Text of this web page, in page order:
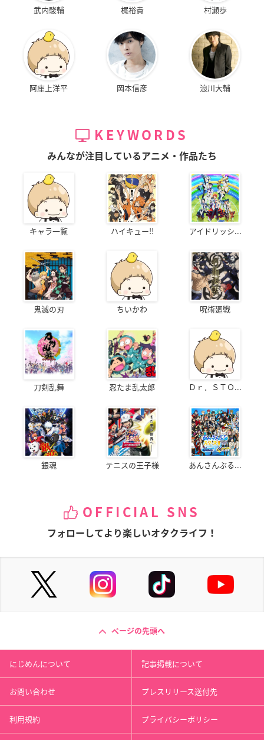
武内駿輔 梶裕貴 村瀬歩
阿座上洋平 岡本信彦 浪川大輔
KEYWORDS
みんなが注目しているアニメ・作品たち
キャラ一覧 ハイキュー!! アイドリッシ...
鬼滅の刃 ちいかわ 呪術廻戦
刀剣乱舞 忍たま乱太郎 Ｄｒ．ＳＴＯ...
銀魂 テニスの王子様 あんさんぶる...
OFFICIAL SNS
フォローしてより楽しいオタクライフ！
ページの先頭へ
にじめんについて 記事掲載について
お問い合わせ プレスリリース送付先
利用規約 プライバシーポリシー